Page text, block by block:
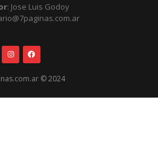
: Jose Luis Godoy
© 2024